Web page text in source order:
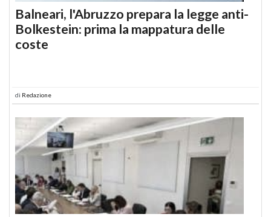
Balneari, l'Abruzzo prepara la legge anti-
Bolkestein: prima la mappatura delle
coste
di Redazione